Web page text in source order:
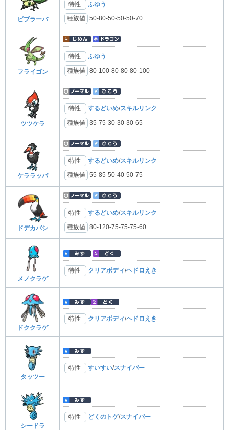
ビブラーバ
特性 ふゆう
種族値 50-80-50-50-50-70
フライゴン
特性 ふゆう
種族値 80-100-80-80-80-100
ツツケラ
特性 するどいめ/スキルリンク
種族値 35-75-30-30-30-65
ケララッパ
特性 するどいめ/スキルリンク
種族値 55-85-50-40-50-75
ドデカバシ
特性 するどいめ/スキルリンク
種族値 80-120-75-75-75-60
メノクラゲ
特性 クリアボディ/ヘドロえき
ドククラゲ
特性 クリアボディ/ヘドロえき
タッツー
特性 すいすい/スナイパー
シードラ
特性 どくのトゲ/スナイパー